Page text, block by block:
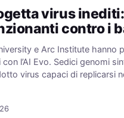
virus
contro i
e Arc Institute hanno
l’AI Evo. Sedici genomi
virus capaci di replicarsi